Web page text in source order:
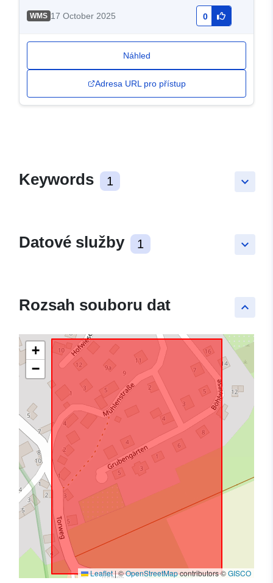
WMS 17 October 2025 0
Náhled
Adresa URL pro přístup
keyboard_arrow_down
Keywords 1
keyboard_arrow_down
Datové služby 1
keyboard_arrow_up
Rozsah souboru dat
+
−
Leaflet|©OpenStreetMapcontributors ©GISCO